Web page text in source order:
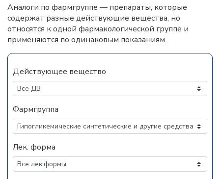
Аналоги по фармгруппе — препараты, которые
содержат разные действующие вещества, но
относятся к одной фармакологической группе и
применяются по одинаковым показаниям.
Действующее вещество
Фармгруппа
Лек. форма